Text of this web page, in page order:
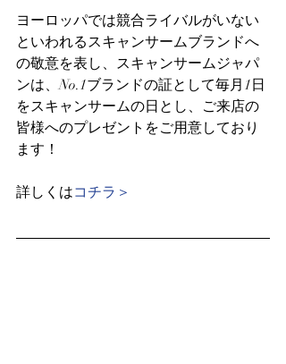
ヨーロッパでは競合ライバルがいない
といわれるスキャンサームブランドへ
の敬意を表し、スキャンサームジャパ
ンは、No.1ブランドの証として毎月1日
をスキャンサームの日とし、ご来店の
皆様へのプレゼントをご用意しており
ます！
詳しくはコチラ＞